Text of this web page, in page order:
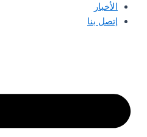
الأخبار
إتصل بنا